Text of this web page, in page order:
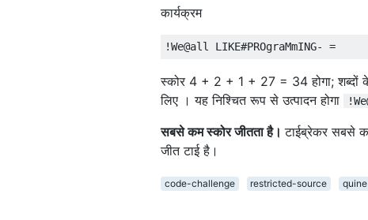
कार्यक्रम
स्कोर 4 + 2 + 1 + 27 = 34 होगा; शब्दों
लिए । यह निश्चित रूप से उत्पादन होगा
सबसे कम स्कोर जीतता है।टाईब्रेकर सबसे
जीत टाई है।
code-challenge restricted-source quine